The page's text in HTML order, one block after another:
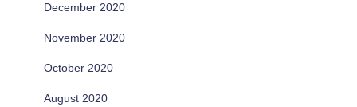
December 2020
November 2020
October 2020
August 2020